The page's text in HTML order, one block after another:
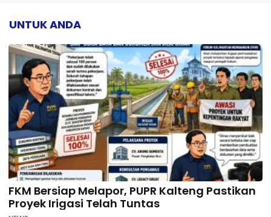
UNTUK ANDA
FKM Bersiap Melapor, PUPR Kalteng Pastikan
Proyek Irigasi Telah Tuntas